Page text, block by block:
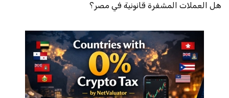
هل العملات المشفرة قانونية في مصر؟